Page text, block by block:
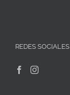
REDES SOCIALES